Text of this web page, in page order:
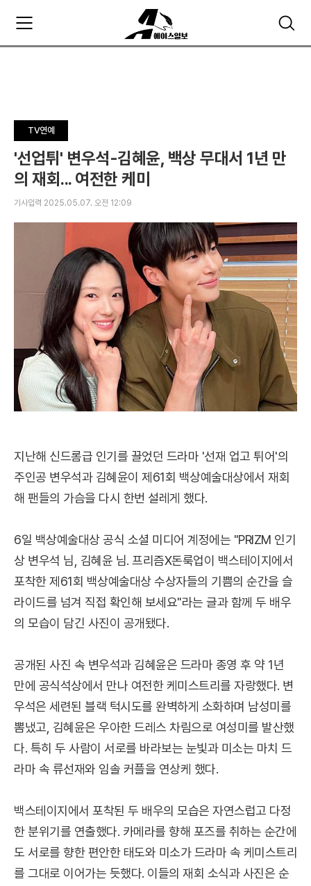
검
색
주
요
펼
치
기
TV연예
'선업튀' 변우석-김혜윤, 백상 무대서 1년 만
의 재회... 여전한 케미
기사입력 2025.05.07. 오전 12:09
지난해 신드롬급 인기를 끌었던 드라마 '선재 업고 튀어'의
주인공 변우석과 김혜윤이 제61회 백상예술대상에서 재회
해 팬들의 가슴을 다시 한번 설레게 했다.
6일 백상예술대상 공식 소셜 미디어 계정에는 "PRIZM 인기
상 변우석 님, 김혜윤 님. 프리즘X돈룩업이 백스테이지에서
포착한 제61회 백상예술대상 수상자들의 기쁨의 순간을 슬
라이드를 넘겨 직접 확인해 보세요"라는 글과 함께 두 배우
의 모습이 담긴 사진이 공개됐다.
공개된 사진 속 변우석과 김혜윤은 드라마 종영 후 약 1년
만에 공식석상에서 만나 여전한 케미스트리를 자랑했다. 변
우석은 세련된 블랙 턱시도를 완벽하게 소화하며 남성미를
뽐냈고, 김혜윤은 우아한 드레스 차림으로 여성미를 발산했
다. 특히 두 사람이 서로를 바라보는 눈빛과 미소는 마치 드
라마 속 류선재와 임솔 커플을 연상케 했다.
백스테이지에서 포착된 두 배우의 모습은 자연스럽고 다정
한 분위기를 연출했다. 카메라를 향해 포즈를 취하는 순간에
도 서로를 향한 편안한 태도와 미소가 드라마 속 케미스트리
를 그대로 이어가는 듯했다. 이들의 재회 소식과 사진은 순